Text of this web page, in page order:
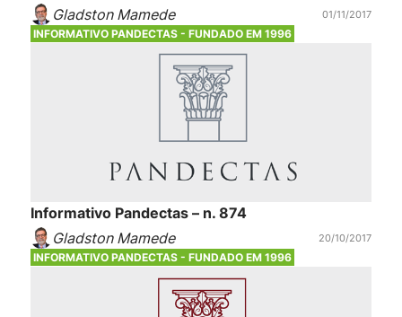
Gladston Mamede
01/11/2017
INFORMATIVO PANDECTAS - FUNDADO EM 1996
Informativo Pandectas – n. 874
Gladston Mamede
20/10/2017
INFORMATIVO PANDECTAS - FUNDADO EM 1996